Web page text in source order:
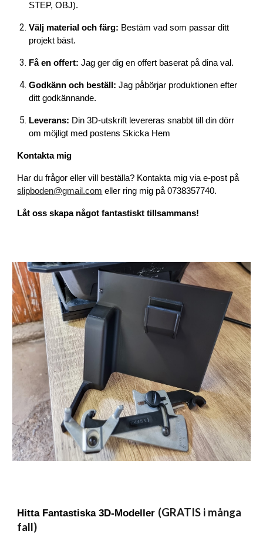
STEP, OBJ).
Välj material och färg: Bestäm vad som passar ditt
projekt bäst.
Få en offert: Jag ger dig en offert baserat på dina val.
Godkänn och beställ: Jag påbörjar produktionen efter
ditt godkännande.
Leverans: Din 3D-utskrift levereras snabbt till din dörr
om möjligt med postens Skicka Hem
Kontakta mig
Har du frågor eller vill beställa? Kontakta mig via e-post på
slipboden@gmail.com eller ring mig på 0738357740.
Låt oss skapa något fantastiskt tillsammans!
Hitta Fantastiska 3D-Modeller (GRATIS i många
fall)